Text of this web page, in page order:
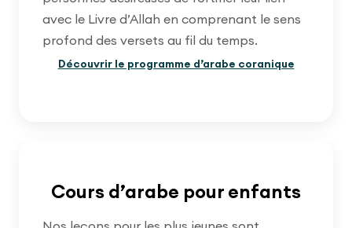
avec le Livre d’Allah en comprenant le sens
profond des versets au fil du temps.
Découvrir le programme d’arabe coranique
Cours d’arabe pour enfants